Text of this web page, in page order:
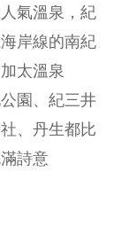
氣溫泉，紀
岸線的南紀
太溫泉
園、紀三井
、丹生都比
詩意